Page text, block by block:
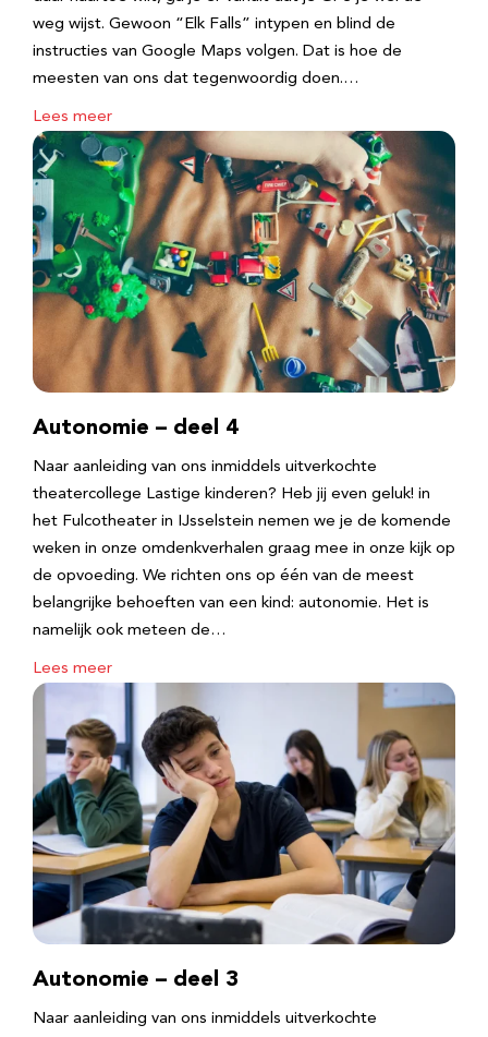
weg wijst. Gewoon “Elk Falls” intypen en blind de
instructies van Google Maps volgen. Dat is hoe de
meesten van ons dat tegenwoordig doen.…
Lees meer
Autonomie – deel 4
Naar aanleiding van ons inmiddels uitverkochte
theatercollege Lastige kinderen? Heb jij even geluk! in
het Fulcotheater in IJsselstein nemen we je de komende
weken in onze omdenkverhalen graag mee in onze kijk op
de opvoeding. We richten ons op één van de meest
belangrijke behoeften van een kind: autonomie. Het is
namelijk ook meteen de…
Lees meer
Autonomie – deel 3
Naar aanleiding van ons inmiddels uitverkochte